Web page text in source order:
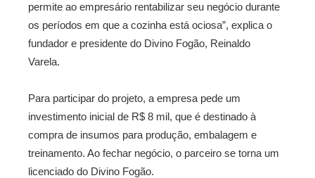
permite ao empresário rentabilizar seu negócio durante
os períodos em que a cozinha está ociosa”, explica o
fundador e presidente do Divino Fogão, Reinaldo
Varela.
Para participar do projeto, a empresa pede um
investimento inicial de R$ 8 mil, que é destinado à
compra de insumos para produção, embalagem e
treinamento. Ao fechar negócio, o parceiro se torna um
licenciado do Divino Fogão.